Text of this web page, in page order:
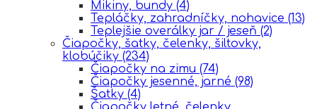
Mikiny, bundy (4)
Tepláčky, zahradníčky, nohavice (13)
Teplejšie overálky jar / jeseň (2)
Čiapočky, šatky, čelenky, šiltovky,
klobúčiky (234)
Čiapočky na zimu (74)
Čiapočky jesenné, jarné (98)
Šatky (4)